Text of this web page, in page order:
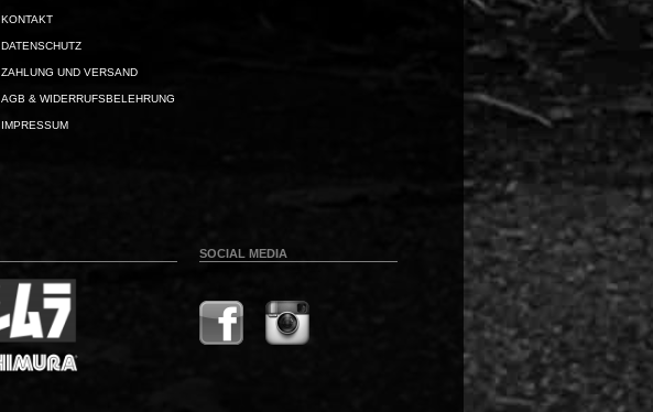
KONTAKT
DATENSCHUTZ
ZAHLUNG UND VERSAND
AGB & WIDERRUFSBELEHRUNG
IMPRESSUM
SOCIAL MEDIA